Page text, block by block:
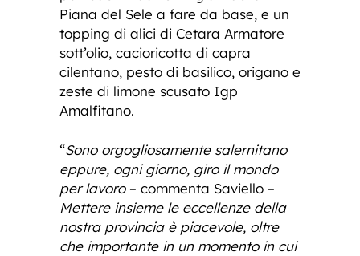
Piana del Sele a fare da base, e un
topping di alici di Cetara Armatore
sott’olio, cacioricotta di capra
cilentano, pesto di basilico, origano e
zeste di limone scusato Igp
Amalfitano.
“Sono orgogliosamente salernitano
eppure, ogni giorno, giro il mondo
per lavoro– commenta Saviello –
Mettere insieme le eccellenze della
nostra provincia è piacevole, oltre
che importante in un momento in cui